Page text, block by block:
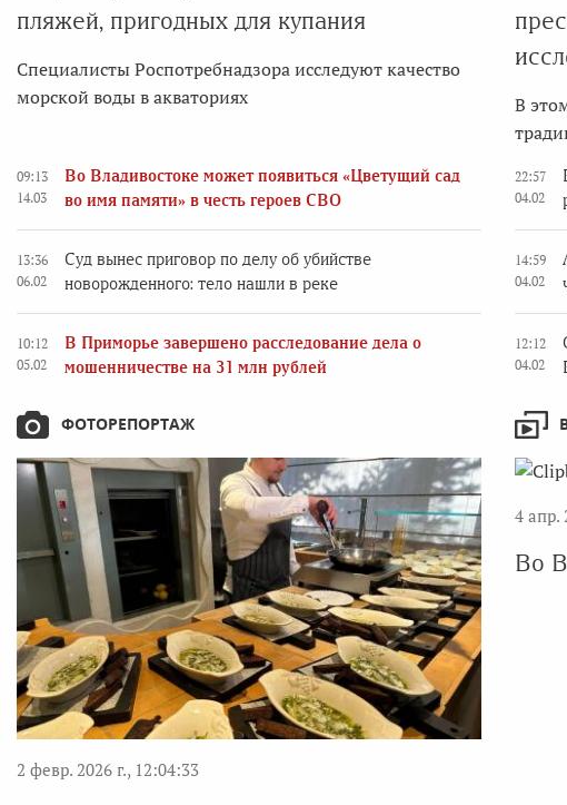
пляжей, пригодных для купания
Специалисты Роспотребнадзора исследуют качество
морской воды в акваториях
В
09:13
14.03
Во Владивостоке может появиться «Цветущий сад
во имя памяти» в честь героев СВО
13:36
06.02
Суд вынес приговор по делу об убийстве
новорожденного: тело нашли в реке
10:12
05.02
В Приморье завершено расследование дела о
мошенничестве на 31 млн рублей
22:57
04.02
14:59
04.02
12:12
04.02
ФОТОРЕПОРТАЖ
2 февр. 2026 г., 12:04:33
4 апр.
Во